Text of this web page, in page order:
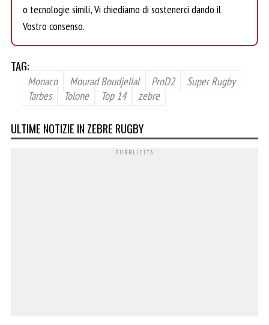
o tecnologie simili, Vi chiediamo di sostenerci dando il
Vostro consenso.
TAG:
Monaco Mourad Boudjellal ProD2
Super Rugby
Tarbes
Tolone Top 14 zebre
ULTIME NOTIZIE IN ZEBRE RUGBY